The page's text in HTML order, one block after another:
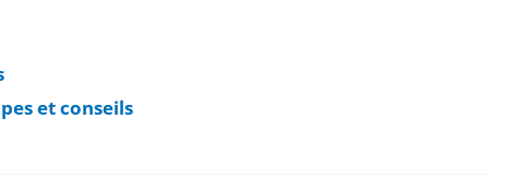
et conseils